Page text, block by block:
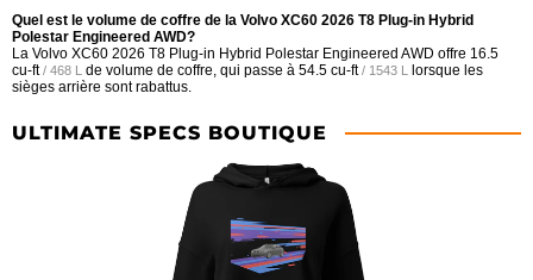
Quel est le volume de coffre de la Volvo XC60 2026 T8 Plug-in Hybrid
Polestar Engineered AWD?
La Volvo XC60 2026 T8 Plug-in Hybrid Polestar Engineered AWD offre 16.5
cu-ft / 468 L de volume de coffre, qui passe à 54.5 cu-ft / 1543 L
lorsque les
sièges arrière sont rabattus.
ULTIMATE SPECS BOUTIQUE